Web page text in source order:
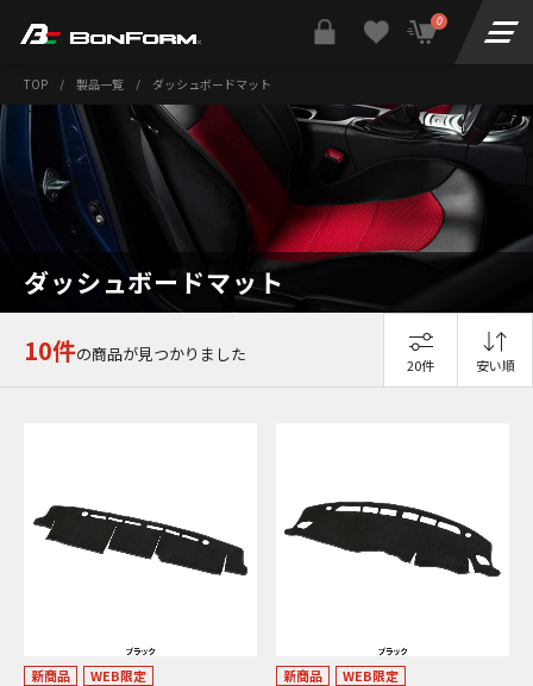
0
TOP / 製品一覧 / ダッシュボードマット
ダッシュボードマット
10件の商品が見つかりました
20件 安い順
新商品 WEB限定 新商品 WEB限定